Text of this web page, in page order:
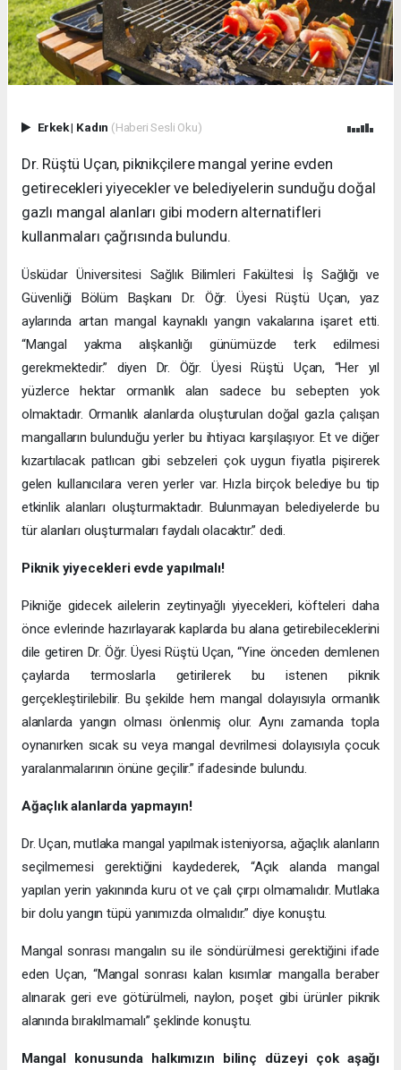
Erkek| Kadın (Haberi Sesli Oku)
Dr. Rüştü Uçan, piknikçilere mangal yerine evden
getirecekleri yiyecekler ve belediyelerin sunduğu doğal
gazlı mangal alanları gibi modern alternatifleri
kullanmaları çağrısında bulundu.
Üsküdar Üniversitesi Sağlık Bilimleri Fakültesi İş Sağlığı ve
Güvenliği Bölüm Başkanı Dr. Öğr. Üyesi Rüştü Uçan, yaz
aylarında artan mangal kaynaklı yangın vakalarına işaret etti.
“Mangal yakma alışkanlığı günümüzde terk edilmesi
gerekmektedir.” diyen Dr. Öğr. Üyesi Rüştü Uçan, “Her yıl
yüzlerce hektar ormanlık alan sadece bu sebepten yok
olmaktadır. Ormanlık alanlarda oluşturulan doğal gazla çalışan
mangalların bulunduğu yerler bu ihtiyacı karşılaşıyor. Et ve diğer
kızartılacak patlıcan gibi sebzeleri çok uygun fiyatla pişirerek
gelen kullanıcılara veren yerler var. Hızla birçok belediye bu tip
etkinlik alanları oluşturmaktadır. Bulunmayan belediyelerde bu
tür alanları oluşturmaları faydalı olacaktır.” dedi.
Piknik yiyecekleri evde yapılmalı!
Pikniğe gidecek ailelerin zeytinyağlı yiyecekleri, köfteleri daha
önce evlerinde hazırlayarak kaplarda bu alana getirebileceklerini
dile getiren Dr. Öğr. Üyesi Rüştü Uçan, “Yine önceden demlenen
çaylarda termoslarla getirilerek bu istenen piknik
gerçekleştirilebilir. Bu şekilde hem mangal dolayısıyla ormanlık
alanlarda yangın olması önlenmiş olur. Aynı zamanda topla
oynanırken sıcak su veya mangal devrilmesi dolayısıyla çocuk
yaralanmalarının önüne geçilir.” ifadesinde bulundu.
Ağaçlık alanlarda yapmayın!
Dr. Uçan, mutlaka mangal yapılmak isteniyorsa, ağaçlık alanların
seçilmemesi gerektiğini kaydederek, “Açık alanda mangal
yapılan yerin yakınında kuru ot ve çalı çırpı olmamalıdır. Mutlaka
bir dolu yangın tüpü yanımızda olmalıdır.” diye konuştu.
Mangal sonrası mangalın su ile söndürülmesi gerektiğini ifade
eden Uçan, “Mangal sonrası kalan kısımlar mangalla beraber
alınarak geri eve götürülmeli, naylon, poşet gibi ürünler piknik
alanında bırakılmamalı” şeklinde konuştu.
Mangal konusunda halkımızın bilinç düzeyi çok aşağı